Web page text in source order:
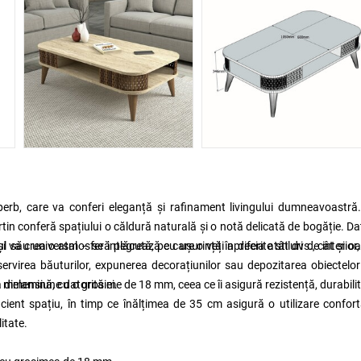
care va conferi eleganță și rafinament livingului
conferă spațiului o căldură naturală și o notă delicată de bogăție.
crea o atmosferă plăcută, pe care o veți aprecia atât dvs., cât și
său universal – se integrează cu ușurință în diferite stiluri de
băuturilor, expunerea decorațiunilor sau depozitarea
dimensiune datorită ei.
cu o grosime de 18 mm, ceea ce îi asigură rezistență,
spațiu, în timp ce înălțimea de 35 cm asigură o utilizare